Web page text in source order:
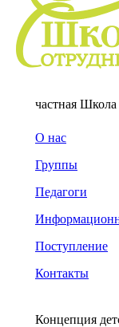
частная Школа
О нас
Группы
Педагоги
Поступление
Контакты
Концепция